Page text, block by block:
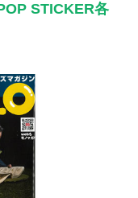
STICKER各